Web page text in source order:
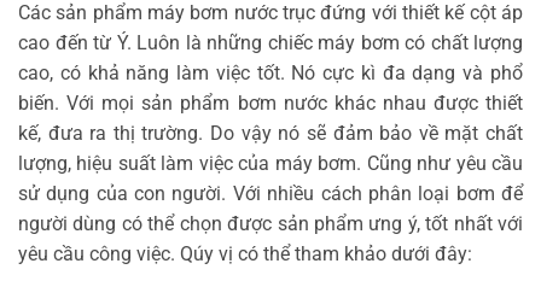
Các sản phẩm máy bơm nước trục đứng với thiết kế cột áp
cao đến từ Ý. Luôn là những chiếc máy bơm có chất lượng
cao, có khả năng làm việc tốt. Nó cực kì đa dạng và phổ
biến. Với mọi sản phẩm bơm nước khác nhau được thiết
kế, đưa ra thị trường. Do vậy nó sẽ đảm bảo về mặt chất
lượng, hiệu suất làm việc của máy bơm. Cũng như yêu cầu
sử dụng của con người. Với nhiều cách phân loại bơm để
người dùng có thể chọn được sản phẩm ưng ý, tốt nhất với
yêu cầu công việc. Qúy vị có thể tham khảo dưới đây: